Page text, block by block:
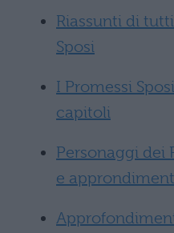
Riassunti di
Sposi
I Promessi
capitoli
Personaggi dei
e